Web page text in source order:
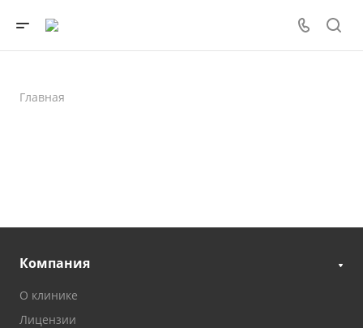
Главная
Компания
О клинике
Лицензии